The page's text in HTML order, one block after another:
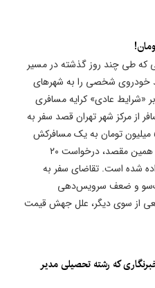
که طی چند روز گذشته در مسیر
خودروی شخصی را به شهرهای
منتقل کردند، بعضا ۲ تا ۳ برابر «شرایط عا‌دی» کرایه مسافری
از مرکز شهر تهران قصد سفر به
رشت را داشتند و برای این منظور، ۵ میلیون تومان به یک مسافرکش
پرداخت کردند. در نمونه دیگر، برای همین مقصد، درخواست ۲۰
شده است. تقاضای سفر به
و ضعف سرویس‌دهی
از سوی دیگر، علل جهش قیمت
خبرنگاری که رشته تحصیلی مدیر